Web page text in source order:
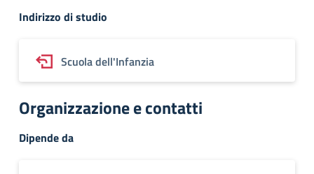
Indirizzo di studio
Scuola dell'Infanzia
Organizzazione e contatti
Dipende da